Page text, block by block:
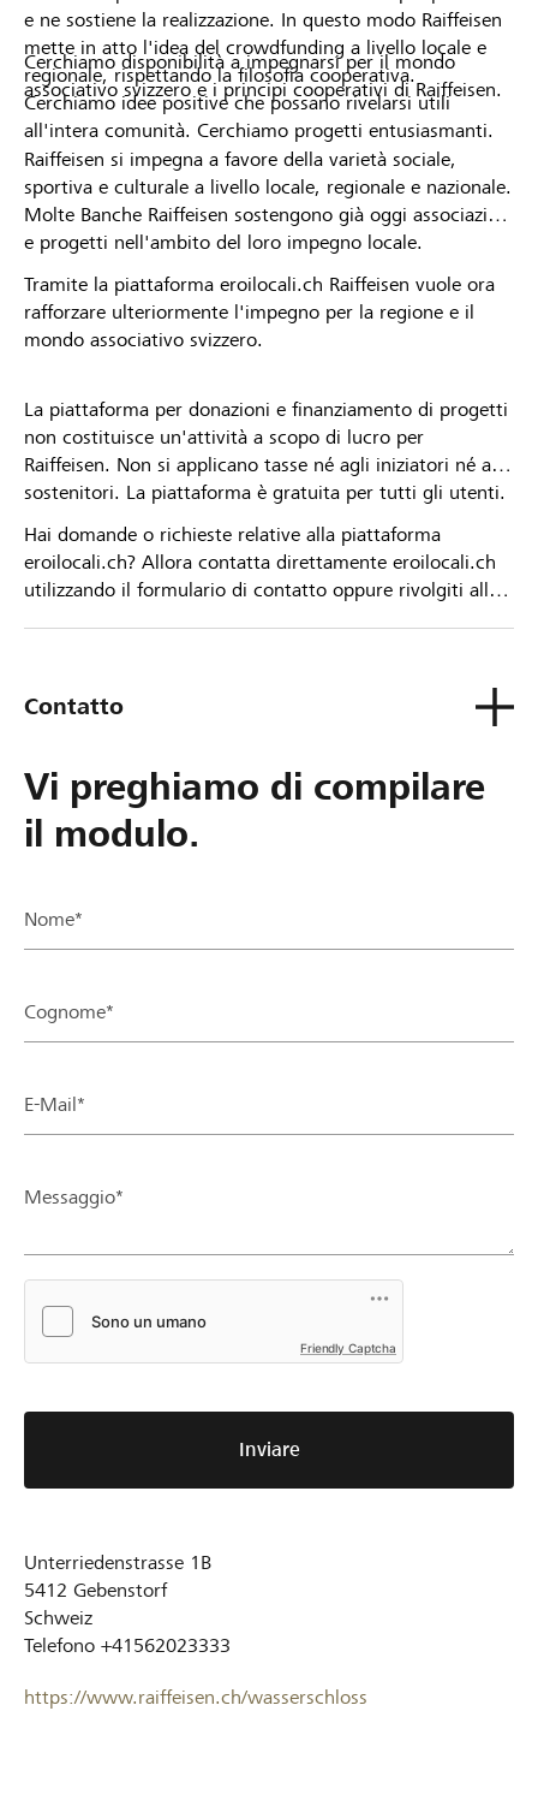
e ne sostiene la realizzazione. In questo modo Raiffeisen
mette in atto l'idea del crowdfunding a livello locale e
regionale, rispettando la filosofia cooperativa.
Cerchiamo idee positive che possano rivelarsi utili
all'intera comunità. Cerchiamo progetti entusiasmanti.
Cerchiamo disponibilità a impegnarsi per il mondo
associativo svizzero e i principi cooperativi di Raiffeisen.
Raiffeisen si impegna a favore della varietà sociale,
sportiva e culturale a livello locale, regionale e nazionale.
Molte Banche Raiffeisen sostengono già oggi associazioni
e progetti nell'ambito del loro impegno locale.
Tramite la piattaforma eroilocali.ch Raiffeisen vuole ora
rafforzare ulteriormente l'impegno per la regione e il
mondo associativo svizzero.
La piattaforma per donazioni e finanziamento di progetti
non costituisce un'attività a scopo di lucro per
Raiffeisen. Non si applicano tasse né agli iniziatori né ai
sostenitori. La piattaforma è gratuita per tutti gli utenti.
Hai domande o richieste relative alla piattaforma
eroilocali.ch? Allora contatta direttamente eroilocali.ch
utilizzando il formulario di contatto oppure rivolgiti alla
Contatto
Vi preghiamo di compilare
il modulo.
Nome*
Cognome*
E-Mail*
Messaggio*
Friendly Captcha
Inviare
Unterriedenstrasse 1B
5412 Gebenstorf
Schweiz
Telefono +41562023333
https://www.raiffeisen.ch/wasserschloss